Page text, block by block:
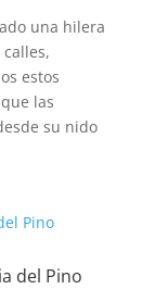
una hilera
estos
las
su nido
del Pino